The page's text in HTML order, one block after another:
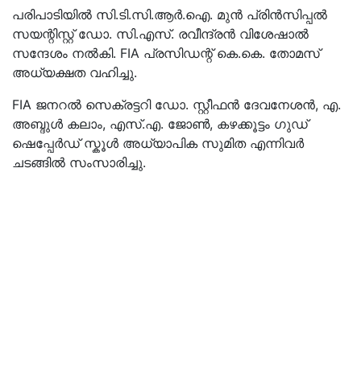
പരിപാടിയിൽ സി.ടി.സി.ആർ.ഐ. മുൻ പ്രിൻസിപ്പൽ
സയന്റിസ്റ്റ് ഡോ. സി.എസ്. രവീന്ദ്രൻ വിശേഷാൽ
സന്ദേശം നൽകി. FIA പ്രസിഡന്റ് കെ.കെ. തോമസ്
അധ്യക്ഷത വഹിച്ചു.
FIA ജനറൽ സെക്രട്ടറി ഡോ. സ്റ്റീഫൻ ദേവനേശൻ, എ.
അബ്ദുൾ കലാം, എസ്.എ. ജോൺ, കഴക്കൂട്ടം ഗുഡ്
ഷെപ്പേർഡ് സ്കൂൾ അധ്യാപിക സുമിത എന്നിവർ
ചടങ്ങിൽ സംസാരിച്ചു.